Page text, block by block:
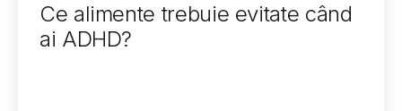
Ce alimente trebuie evitate când
ai ADHD?